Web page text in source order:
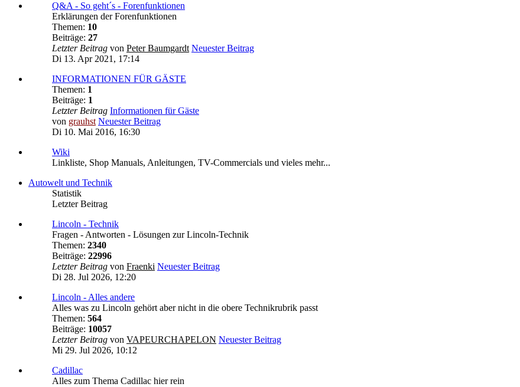
Q&A - So geht´s - Forenfunktionen
Erklärungen der Forenfunktionen
Themen: 10
Beiträge: 27
Letzter Beitrag von Peter Baumgardt Neuester Beitrag
Di 13. Apr 2021, 17:14
INFORMATIONEN FÜR GÄSTE
Themen: 1
Beiträge: 1
Letzter Beitrag Informationen für Gäste
von grauhst Neuester Beitrag
Di 10. Mai 2016, 16:30
Wiki
Linkliste, Shop Manuals, Anleitungen, TV-Commercials und vieles mehr...
Autowelt und Technik
Statistik
Letzter Beitrag
Lincoln - Technik
Fragen - Antworten - Lösungen zur Lincoln-Technik
Themen: 2340
Beiträge: 22996
Letzter Beitrag von Fraenki Neuester Beitrag
Di 28. Jul 2026, 12:20
Lincoln - Alles andere
Alles was zu Lincoln gehört aber nicht in die obere Technikrubrik passt
Themen: 564
Beiträge: 10057
Letzter Beitrag von VAPEURCHAPELON Neuester Beitrag
Mi 29. Jul 2026, 10:12
Cadillac
Alles zum Thema Cadillac hier rein